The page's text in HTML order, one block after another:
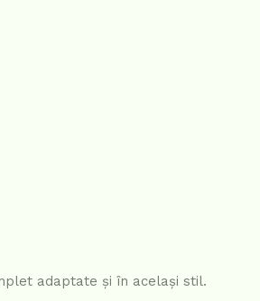
adaptate și în același stil.